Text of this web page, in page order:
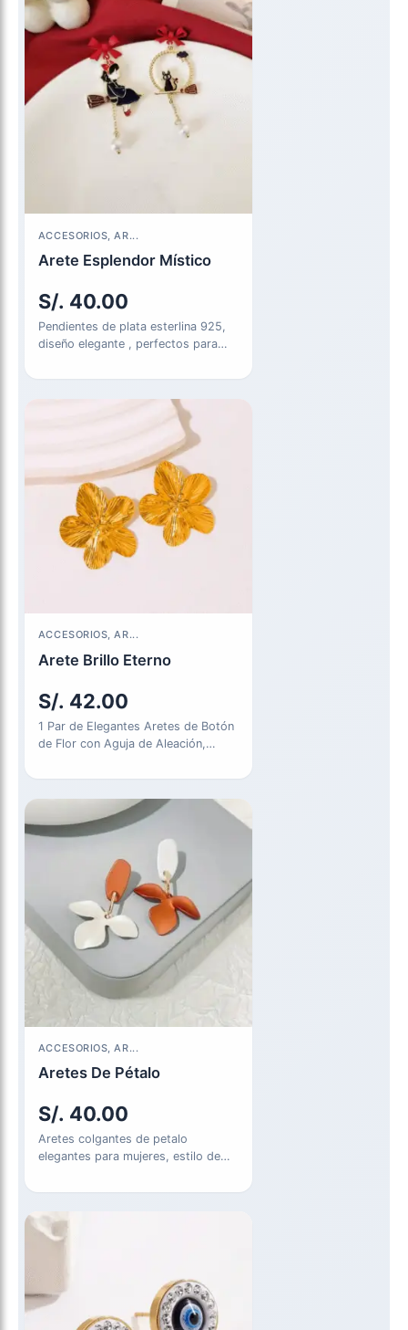
ACCESORIOS, AR...
Arete Esplendor Místico
S/. 40.00
Pendientes de plata esterlina 925,
diseño elegante , perfectos para
ACCESORIOS, AR...
Arete Brillo Eterno
S/. 42.00
1 Par de Elegantes Aretes de Botón
de Flor con Aguja de Aleación,
ACCESORIOS, AR...
Aretes De Pétalo
S/. 40.00
Aretes colgantes de petalo
elegantes para mujeres, estilo de
plata…